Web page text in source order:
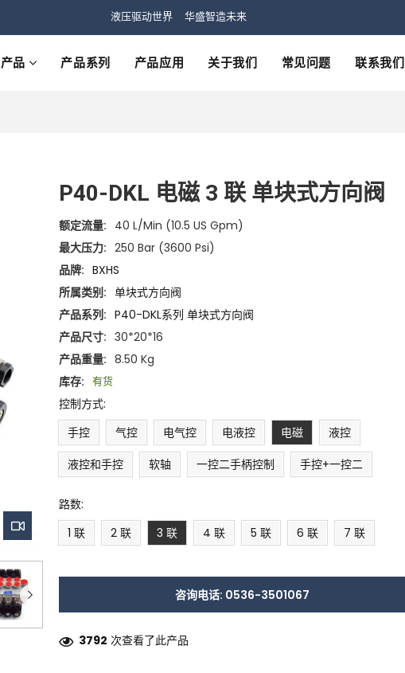
液压驱动世界 华盛智造未来
产品 产品系列 产品应用 关于我们 常见问题 联系我们
P40-DKL 电磁 3 联 单块式方向阀
额定流量: 40 L/min (10.5 US Gpm)
最大压力: 250 Bar (3600 Psi)
品牌: BXHS
所属类别: 单块式方向阀
产品系列: P40-DKL系列 单块式方向阀
产品尺寸: 30*20*16
产品重量: 8.50 Kg
库存: 有货
控制方式:
手控
气控 电气控 电液控 电磁
液控
液控和手控
软轴 一控二手柄控制 手控+一控二
路数:
1 联
2 联 3 联 4 联 5 联 6 联 7 联
咨询电话: 0536-3501067
3792 次查看了此产品